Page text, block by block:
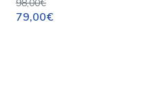
98,00€
79,00€